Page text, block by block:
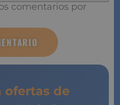
comentarios por
ofertas de